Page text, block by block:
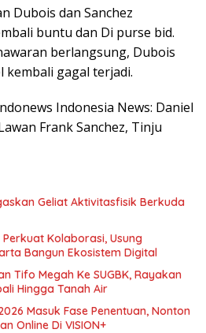
Dubois dan Sanchez
buntu dan Di purse bid.
berlangsung, Dubois
kembali gagal terjadi.
Indonesia News: Daniel
Frank Sanchez, Tinju
Geliat Aktivitasfisik Berkuda
Kolaborasi, Usung
Bangun Ekosistem Digital
Tifo Megah Ke SUGBK, Rayakan
Hingga Tanah Air
Masuk Fase Penentuan, Nonton
Online Di VISION+